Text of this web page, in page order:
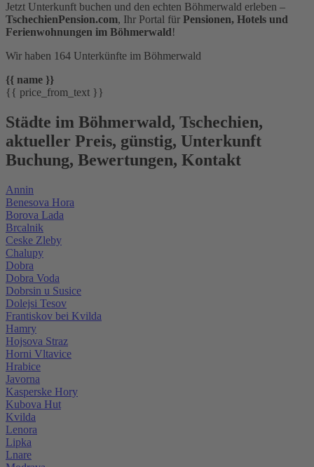
Jetzt Unterkunft buchen und den echten Böhmerwald erleben –
TschechienPension.com, Ihr Portal für Pensionen, Hotels und
Ferienwohnungen im Böhmerwald!
Wir haben 164 Unterkünfte im Böhmerwald
{{ name }}
{{ price_from_text }}
Städte im Böhmerwald, Tschechien,
aktueller Preis, günstig, Unterkunft
Buchung, Bewertungen, Kontakt
Annin
Benesova Hora
Borova Lada
Brcalnik
Ceske Zleby
Chalupy
Dobra
Dobra Voda
Dobrsin u Susice
Dolejsi Tesov
Frantiskov bei Kvilda
Hamry
Hojsova Straz
Horni Vltavice
Hrabice
Javorna
Kasperske Hory
Kubova Hut
Kvilda
Lenora
Lipka
Lnare